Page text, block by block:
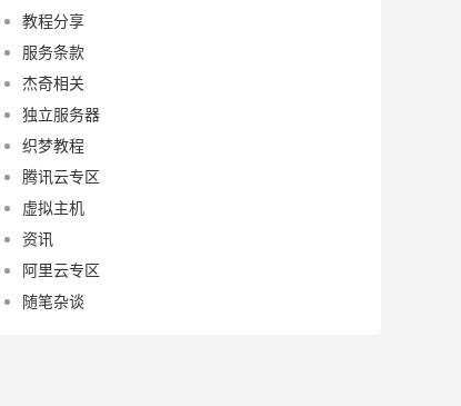
教程分享
服务条款
杰奇相关
独立服务器
织梦教程
腾讯云专区
虚拟主机
资讯
阿里云专区
随笔杂谈